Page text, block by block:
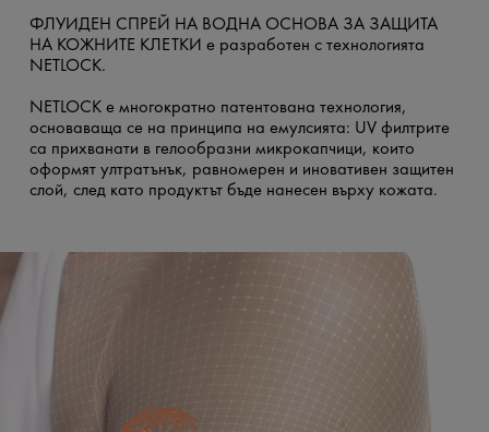
ФЛУИДЕН СПРЕЙ НА ВОДНА ОСНОВА ЗА ЗАЩИТА
НА КОЖНИТЕ КЛЕТКИ е разработен с технологията
NETLOCK.
NETLOCK e многократно патентована технология,
основаваща се на принципа на емулсията: UV филтрите
са прихванати в гелообразни микрокапчици, които
оформят ултратънък, равномерен и иновативен защитен
слой, след като продуктът бъде нанесен върху кожата.